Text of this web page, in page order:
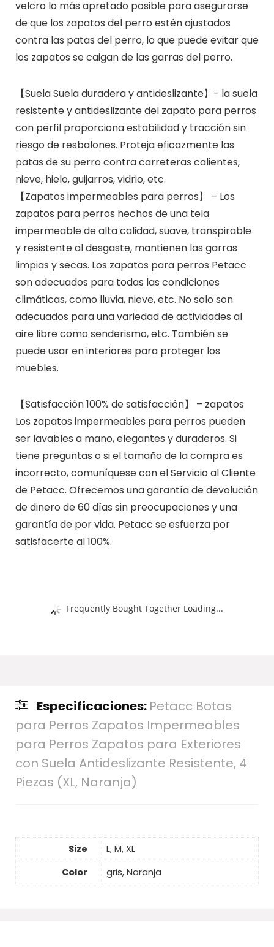
velcro lo más apretado posible para asegurarse
de que los zapatos del perro estén ajustados
contra las patas del perro, lo que puede evitar que
los zapatos se caigan de las garras del perro.
【Suela Suela duradera y antideslizante】- la suela
resistente y antideslizante del zapato para perros
con perfil proporciona estabilidad y tracción sin
riesgo de resbalones. Proteja eficazmente las
patas de su perro contra carreteras calientes,
nieve, hielo, guijarros, vidrio, etc.
【Zapatos impermeables para perros】 – Los
zapatos para perros hechos de una tela
impermeable de alta calidad, suave, transpirable
y resistente al desgaste, mantienen las garras
limpias y secas. Los zapatos para perros Petacc
son adecuados para todas las condiciones
climáticas, como lluvia, nieve, etc. No solo son
adecuados para una variedad de actividades al
aire libre como senderismo, etc. También se
puede usar en interiores para proteger los
muebles.
【Satisfacción 100% de satisfacción】 – zapatos
Los zapatos impermeables para perros pueden
ser lavables a mano, elegantes y duraderos. Si
tiene preguntas o si el tamaño de la compra es
incorrecto, comuníquese con el Servicio al Cliente
de Petacc. Ofrecemos una garantía de devolución
de dinero de 60 días sin preocupaciones y una
garantía de por vida. Petacc se esfuerza por
satisfacerte al 100%.
Frequently Bought Together Loading...
Especificaciones: Petacc Botas
para Perros Zapatos Impermeables
para Perros Zapatos para Exteriores
con Suela Antideslizante Resistente, 4
Piezas (XL, Naranja)
Size
L, M, XL
Color
gris, Naranja